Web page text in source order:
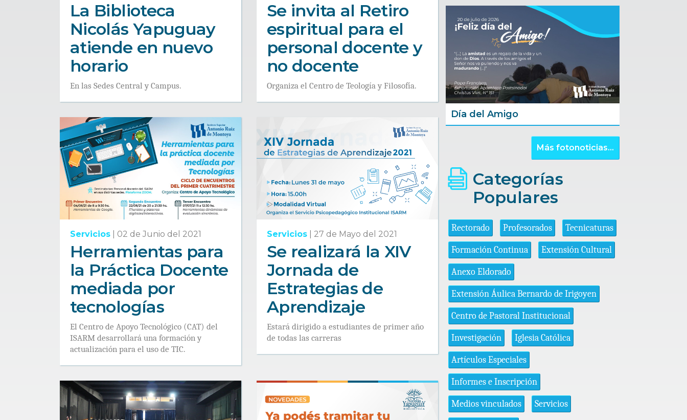
La Biblioteca
Nicolás Yapuguay
atiende en nuevo
horario
En las Sedes Central y Campus.
Se invita al Retiro
espiritual para el
personal docente y
no docente
Organiza el Centro de Teología y Filosofía.
Servicios 02 de Junio del 2021
Herramientas para
la Práctica Docente
mediada por
tecnologías
El Centro de Apoyo Tecnológico (CAT) del
ISARM desarrollará una formación y
actualización para el uso de TIC.
Servicios 27 de Mayo del 2021
Se realizará la XIV
Jornada de
Estrategias de
Aprendizaje
Estará dirigido a estudiantes de primer año
de todas las carreras
Día del Amigo
Más fotonoticias...
Categorías
Populares
Rectorado Profesorados Tecnicaturas
Formación Continua Extensión Cultural
Anexo Eldorado
Extensión Áulica Bernardo de Irigoyen
Centro de Pastoral Institucional
Investigación Iglesia Católica
Artículos Especiales
Informes e Inscripción
Medios vinculados Servicios